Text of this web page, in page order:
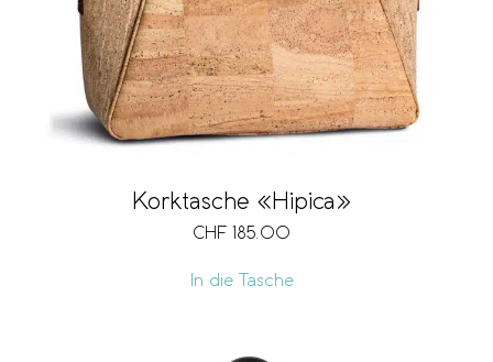
Korktasche «Hipica»
CHF 185.00
In die Tasche